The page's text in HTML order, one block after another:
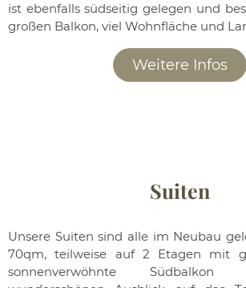
ist ebenfalls südseitig gelegen und
großen Balkon, viel Wohnfläche und
Weitere Infos
Suiten
Unsere Suiten sind alle im Neubau
70qm, teilweise auf 2 Etagen mit
sonnenverwöhnte